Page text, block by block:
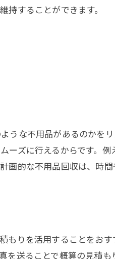
することができます。
うな不用品があるのかを
ズに行えるからです。例
画的な不用品回収は、時間
もりを活用することをおす
を送ることで概算の見積も